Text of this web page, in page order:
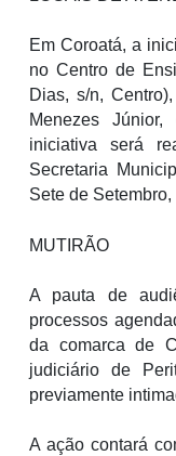
Em Coroatá, a
no Centro de
Dias, s/n,
Menezes
iniciativa será
Secretaria
Sete de
MUTIRÃO
A pauta de
processos
da comarca de
judiciário de
previamente
A ação contará